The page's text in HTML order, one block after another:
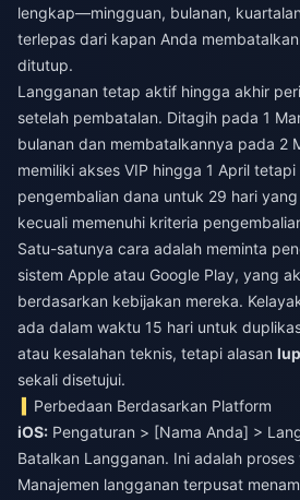
lengkap—mingguan, bulanan,
terlepas dari kapan Anda
ditutup.
Langganan tetap aktif hingga akhir
setelah pembatalan. Ditagih pada 1
bulanan dan membatalkannya pada 2
memiliki akses VIP hingga 1 April
pengembalian dana untuk 29 hari
kecuali memenuhi kriteria
Satu-satunya cara adalah meminta
sistem Apple atau Google Play, yang
berdasarkan kebijakan mereka.
ada dalam waktu 15 hari untuk
atau kesalahan teknis, tetapi alasan
sekali disetujui.
Perbedaan Berdasarkan Platform
iOS: Pengaturan > [Nama Anda] >
Batalkan Langganan. Ini adalah
Manajemen langganan terpusat